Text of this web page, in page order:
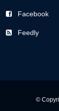
Facebook
Feedly
©